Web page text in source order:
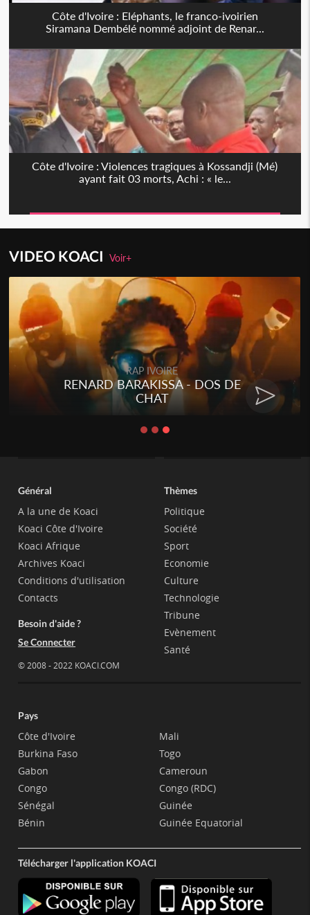
Côte d'Ivoire : Eléphants, le franco-ivoirien
Siramana Dembélé nommé adjoint de Renar...
Côte d'Ivoire : Violences tragiques à Kossandji (Mé)
ayant fait 03 morts, Achi : « le...
VIDEO KOACIVoir+
RAP IVOIRE
RENARD BARAKISSA - DOS DE
CHAT
Général
A la une de Koaci
Koaci Côte d'Ivoire
Koaci Afrique
Archives Koaci
Conditions d'utilisation
Contacts
Besoin d'aide ?
Se Connecter
© 2008 - 2022 KOACI.COM
Thèmes
Politique
Société
Sport
Economie
Culture
Technologie
Tribune
Evènement
Santé
Pays
Côte d'Ivoire
Burkina Faso
Gabon
Congo
Sénégal
Bénin
Mali
Togo
Cameroun
Congo (RDC)
Guinée
Guinée Equatorial
Télécharger l'application KOACI